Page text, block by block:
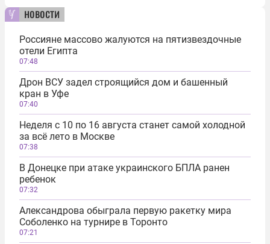
новости
Россияне массово жалуются на пятизвездочные
отели Египта
07:48
Дрон ВСУ задел строящийся дом и башенный
кран в Уфе
07:40
Неделя с 10 по 16 августа станет самой холодной
за всё лето в Москве
07:38
В Донецке при атаке украинского БПЛА ранен
ребенок
07:32
Александрова обыграла первую ракетку мира
Соболенко на турнире в Торонто
07:21